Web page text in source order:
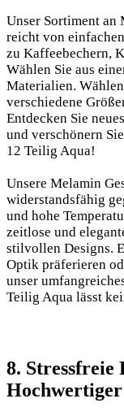
Unser ​Sortiment⁢ an
reicht von
zu Kaffeebechern,
Wählen Sie aus
Materialien.
verschiedene
Entdecken⁤ Sie
und verschönern
12 Teilig Aqua!
Unsere Melamin⁣
widerstandsfähig⁤
und hohe
zeitlose‌ und
stilvollen Designs.
‍Optik präferieren
unser‍
Teilig Aqua lässt
8. ⁣Stressfreie